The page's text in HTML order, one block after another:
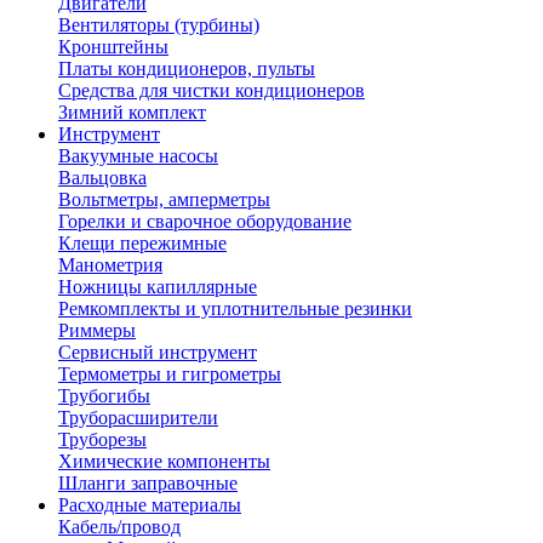
Вентиляторы (турбины)
Кронштейны
Платы кондиционеров, пульты
Средства для чистки кондиционеров
Зимний комплект
Инструмент
Вакуумные насосы
Вальцовка
Вольтметры, амперметры
Горелки и сварочное оборудование
Клещи пережимные
Манометрия
Ножницы капиллярные
Ремкомплекты и уплотнительные резинки
Риммеры
Сервисный инструмент
Термометры и гигрометры
Трубогибы
Труборасширители
Труборезы
Химические компоненты
Шланги заправочные
Расходные материалы
Кабель/провод